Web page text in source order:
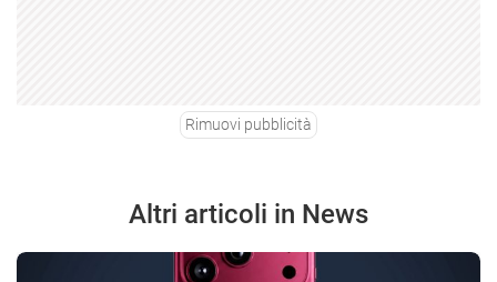
Rimuovi pubblicità
Altri articoli in News